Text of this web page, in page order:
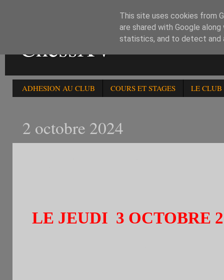
ChessXV
ADHESION AU CLUB COURS ET STAGES LE CLUB
2 octobre 2024
LE JEUDI 3 OCTOBRE
This site uses cookies from
are shared with Google
statistics, and to detect and